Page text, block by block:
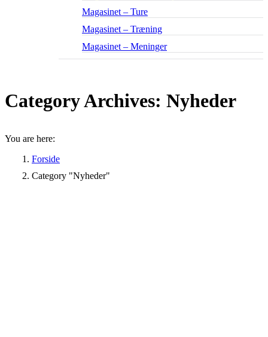
Magasinet – Ture
Magasinet – Træning
Magasinet – Meninger
Category Archives: Nyheder
You are here:
Forside
Category "Nyheder"